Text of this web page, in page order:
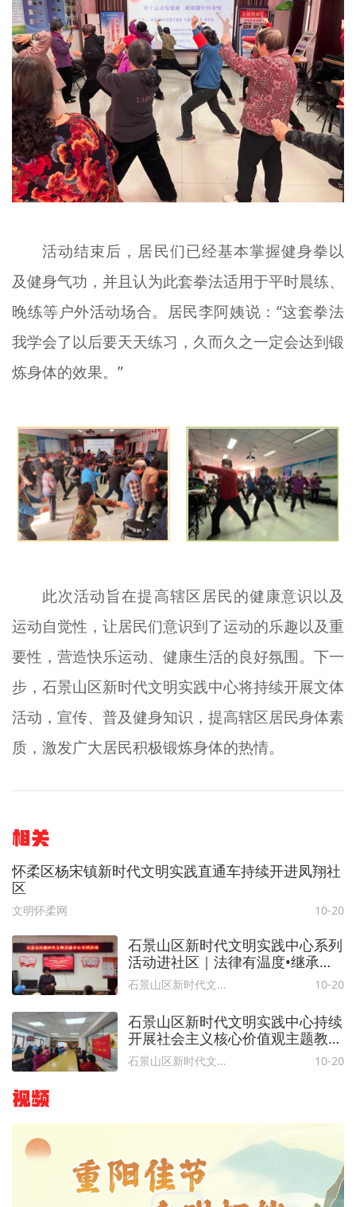
活动结束后，居民们已经基本掌握健身拳以
及健身气功，并且认为此套拳法适用于平时晨练、
晚练等户外活动场合。居民李阿姨说：“这套拳法
我学会了以后要天天练习，久而久之一定会达到锻
炼身体的效果。”
此次活动旨在提高辖区居民的健康意识以及
运动自觉性，让居民们意识到了运动的乐趣以及重
要性，营造快乐运动、健康生活的良好氛围。下一
步，石景山区新时代文明实践中心将持续开展文体
活动，宣传、普及健身知识，提高辖区居民身体素
质，激发广大居民积极锻炼身体的热情。
相关
怀柔区杨宋镇新时代文明实践直通车持续开进凤翔社
区
文明怀柔网 10-20
石景山区新时代文明实践中心系列
活动进社区｜法律有温度•继承有
保护
石景山区新时代文明实践中心 10-20
石景山区新时代文明实践中心持续
开展社会主义核心价值观主题教育
系列活动
石景山区新时代文明实践中心 10-20
视频